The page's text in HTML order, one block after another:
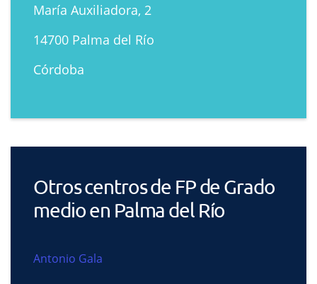
María Auxiliadora, 2
14700 Palma del Río
Córdoba
Otros centros de FP de Grado
medio en Palma del Río
Antonio Gala